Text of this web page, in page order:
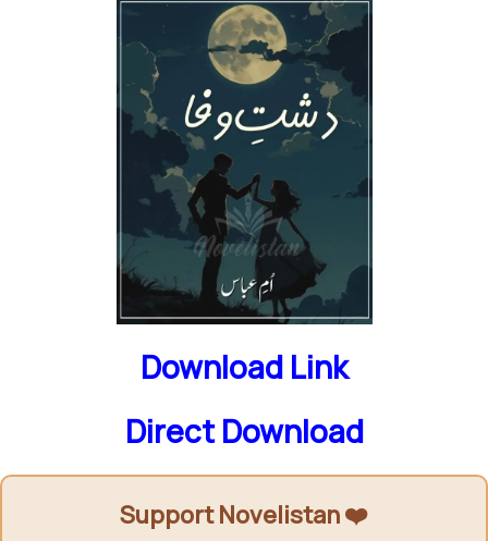
Download Link
Direct Download
Support Novelistan ❤️